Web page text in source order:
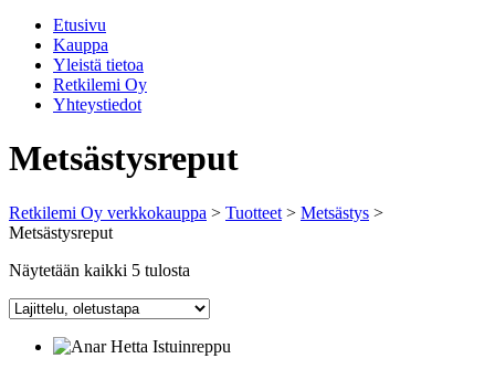
Etusivu
Kauppa
Yleistä tietoa
Retkilemi Oy
Yhteystiedot
Metsästysreput
Retkilemi Oy verkkokauppa > Tuotteet > Metsästys >
Metsästysreput
Näytetään kaikki 5 tulosta